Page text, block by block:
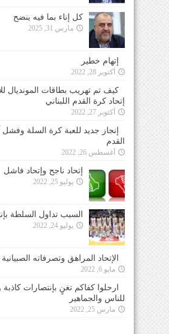
كل إناء بما فيه ينضح
مارس 31, 2025
إتهام خطير
أكتوبر 28, 2022
كيف تم تهريب بطاقات المونديال
إتحاد كرة القدم اللبناني
أكتوبر 27, 2022
إنجاز جديد للعبة كرة السلة وفشل
القدم
أغسطس 26, 2022
إتحاد ناجح وإتحاد فاشل
يوليو 25, 2022
السبب تداول السلطة
يوليو 24, 2022
الإتحاد المراهق وتصرفاته
مايو 6, 2022
ارحلوا كفاكم تغنٍ بإنتصارات كاذبة
للناس والجماهير
مارس 25, 2022